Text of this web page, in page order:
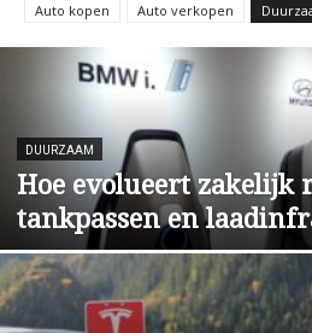
Auto kopen Auto verkopen
DUURZAAM
Hoe evolueert zakelijk
tankpassen en